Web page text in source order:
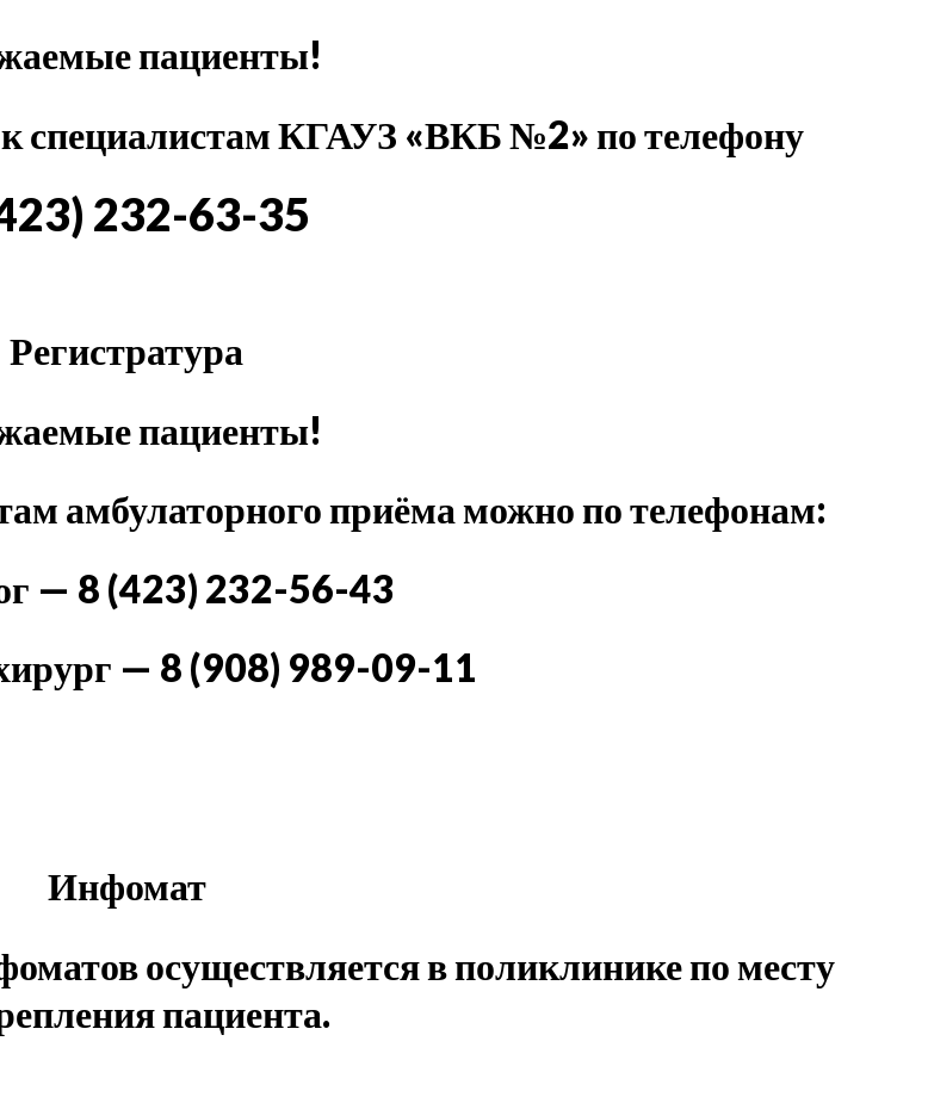
пациенты!
специалистам КГАУЗ «ВКБ №2» по телефону
232-63-35
Регистратура
пациенты!
амбулаторного приёма можно по телефонам:
— 8 (423) 232-56-43
— 8 (908) 989-09-11
Инфомат
осуществляется в поликлинике по месту
пациента.